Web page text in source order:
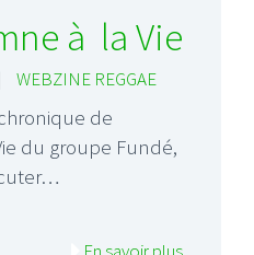
à la Vie
WEBZINE REGGAE
de
du groupe Fundé,